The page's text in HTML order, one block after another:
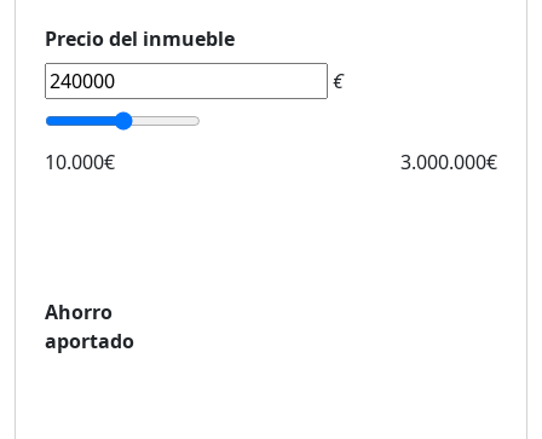
Precio del inmueble
€
10.000€ 3.000.000€
Ahorro
aportado